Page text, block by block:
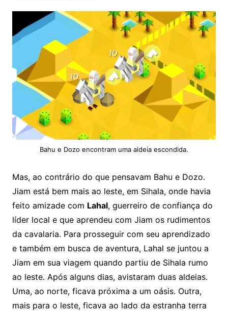
Bahu e Dozo encontram uma aldeia escondida.
Mas, ao contrário do que pensavam Bahu e Dozo.
Jiam está bem mais ao leste, em Sihala, onde havia
feito amizade com Lahal, guerreiro de confiança do
líder local e que aprendeu com Jiam os rudimentos
da cavalaria. Para prosseguir com seu aprendizado
e também em busca de aventura, Lahal se juntou a
Jiam em sua viagem quando partiu de Sihala rumo
ao leste. Após alguns dias, avistaram duas aldeias.
Uma, ao norte, ficava próxima a um oásis. Outra,
mais para o leste, ficava ao lado da estranha terra